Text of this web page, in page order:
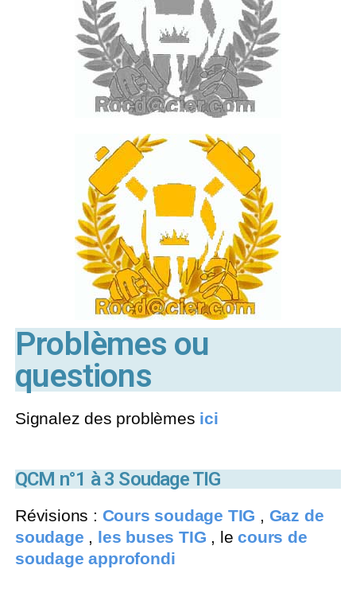
Problèmes ou
questions
Signalez des problèmes ici
QCM n°1 à 3 Soudage TIG
Révisions : Cours soudage TIG , Gaz de
soudage , les buses TIG , lecours de
soudage approfondi